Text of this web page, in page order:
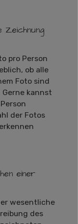
pro Person
ob alle
Foto sind
kannst
der Fotos
einer
wesentliche
des